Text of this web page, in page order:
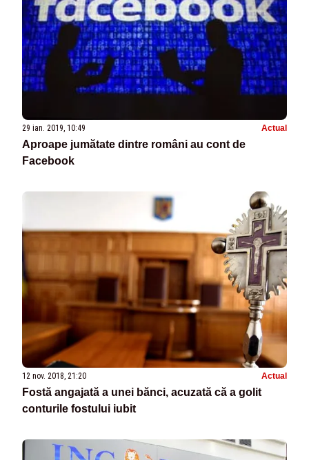
29 ian. 2019, 10:49 Actual
Aproape jumătate dintre români au cont de
Facebook
12 nov. 2018, 21:20 Actual
Fostă angajată a unei bănci, acuzată că a golit
conturile fostului iubit